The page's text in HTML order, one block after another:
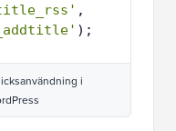
);
i